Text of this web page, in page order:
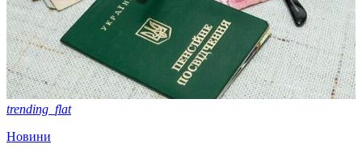
trending_flat
Новини